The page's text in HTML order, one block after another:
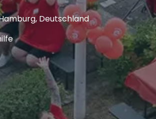
, Deutschland